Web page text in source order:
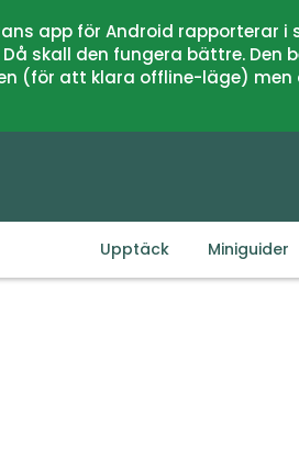
app för Android rapporterar
skall den fungera bättre. Den
(för att klara offline-läge)
Upptäck Miniguider